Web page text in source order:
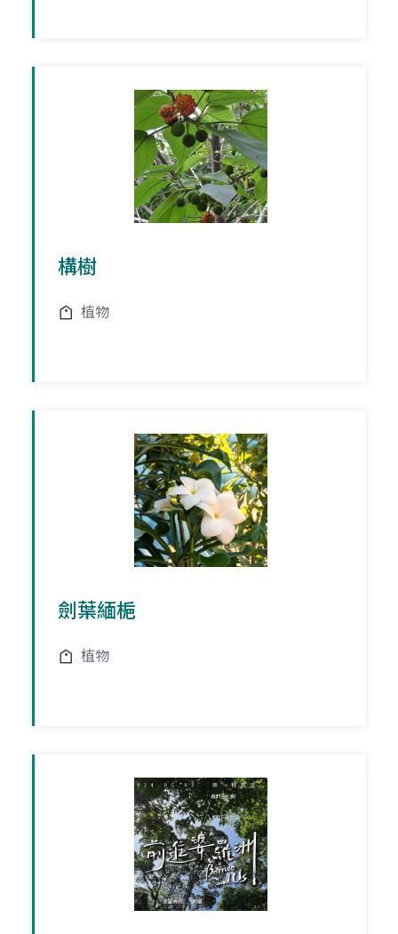
構樹
植物
劍葉緬梔
植物